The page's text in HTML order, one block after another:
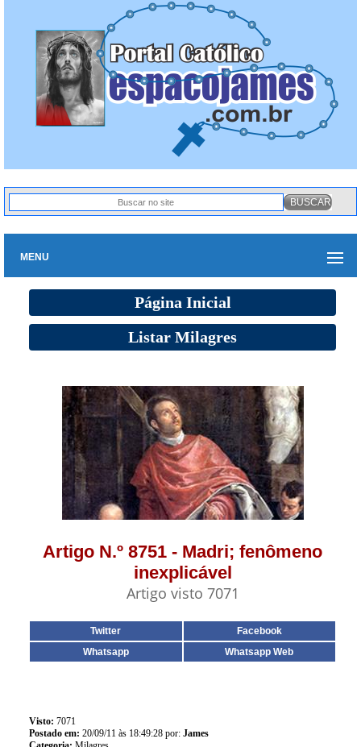
MENU
Página Inicial
Listar Milagres
Artigo N.º 8751 - Madri; fenômeno
inexplicável
Artigo visto 7071
Twitter
Facebook
Whatsapp
Whatsapp Web
Visto: 7071
Postado em: 20/09/11 às 18:49:28 por: James